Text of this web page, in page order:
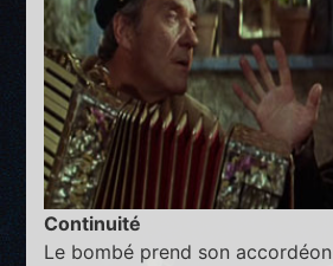
Continuité
Le bombé prend son